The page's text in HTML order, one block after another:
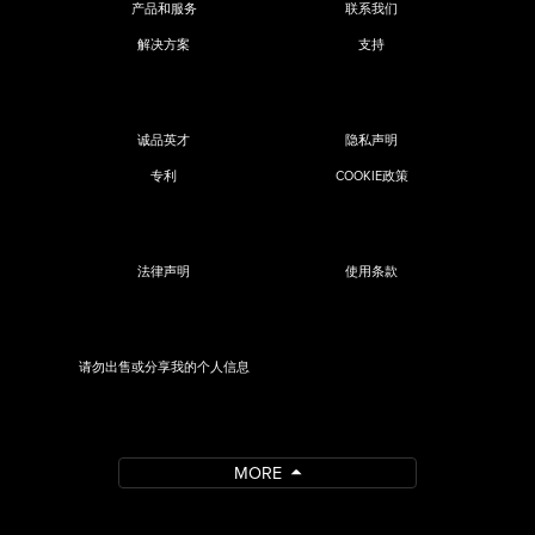
产品和服务
解决方案
联系我们
支持
诚品英才
专利
隐私声明
COOKIE政策
法律声明 使用条款
请勿出售或分享我的个人信息
MORE